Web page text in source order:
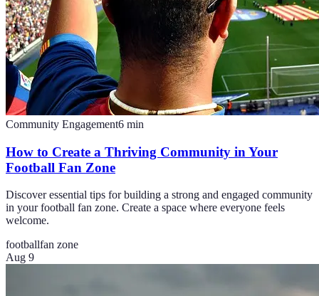
Community Engagement6 min
How to Create a Thriving Community in Your
Football Fan Zone
Discover essential tips for building a strong and engaged community
in your football fan zone. Create a space where everyone feels
welcome.
footballfan zone
Aug 9